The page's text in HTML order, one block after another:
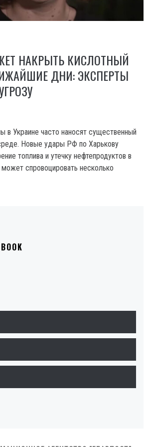
НАКРЫТЬ КИСЛОТНЫЙ
ДНИ: ЭКСПЕРТЫ
в Украине часто наносят существенный
Новые удары РФ по Харькову
топлива и утечку нефтепродуктов в
спровоцировать несколько